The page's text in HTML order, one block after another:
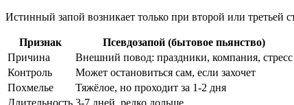
Истинный запой возникает только при второй или
Признак Псевдозапой (бытовое пьянство)
Причина
Внешний повод: праздники, компания, стресс
Контроль
Может остановиться сам, если захочет
Похмелье
Тяжёлое, но проходит за 1-2 дня
Длительность 3-7 дней, редко дольше